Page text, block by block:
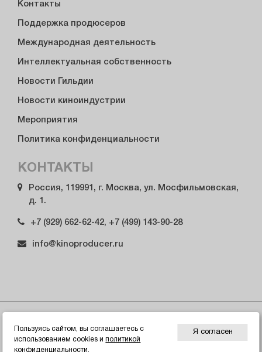
Контакты
Поддержка продюсеров
Международная деятельность
Интеллектуальная собственность
Новости Гильдии
Новости киноиндустрии
Мероприятия
Политика конфиденциальности
КОНТАКТЫ
Россия, 119991, г. Москва, ул. Мосфильмовская,
д. 1.
+7 (929) 662-62-42, +7 (499) 143-90-28
info@kinoproducer.ru
© 2026 Гильдия продюсеров России
ИНН/КПП 7729338337, ОГРН 1027739899703. Сделано в веб-
Пользуясь сайтом, вы соглашаетесь с
использованием cookies иполитикой
конфиденциальности
Я согласен